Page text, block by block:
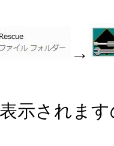
→
示されま